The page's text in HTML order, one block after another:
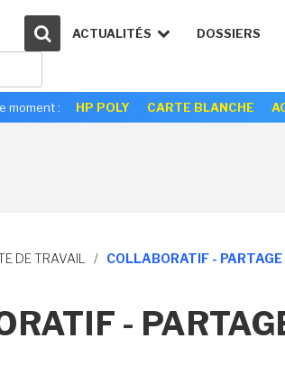
ACTUALITÉS DOSSIERS
moment : HP POLY CARTE BLANCHE
DE TRAVAIL / COLLABORATIF - PARTAGE
-